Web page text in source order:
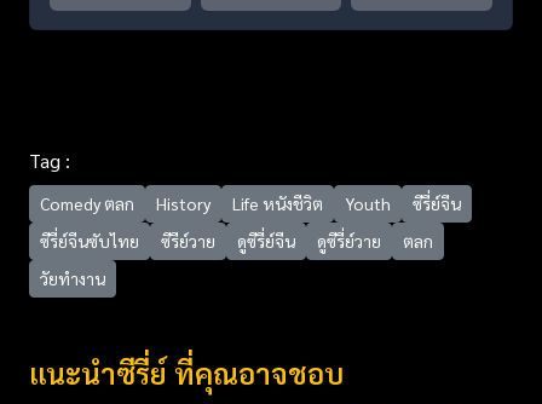
Tag :
Comedy ตลก History Life หนังชีวิต Youth
ซีรี่ย์จีน
ซีรี่ย์จีนซับไทย
ซีรีย์วาย ดูซีรี่ย์จีน ดูซีรี่ย์วาย
ตลก
วัยทำงาน
แนะนำซีรี่ย์ ที่คุณอาจชอบ